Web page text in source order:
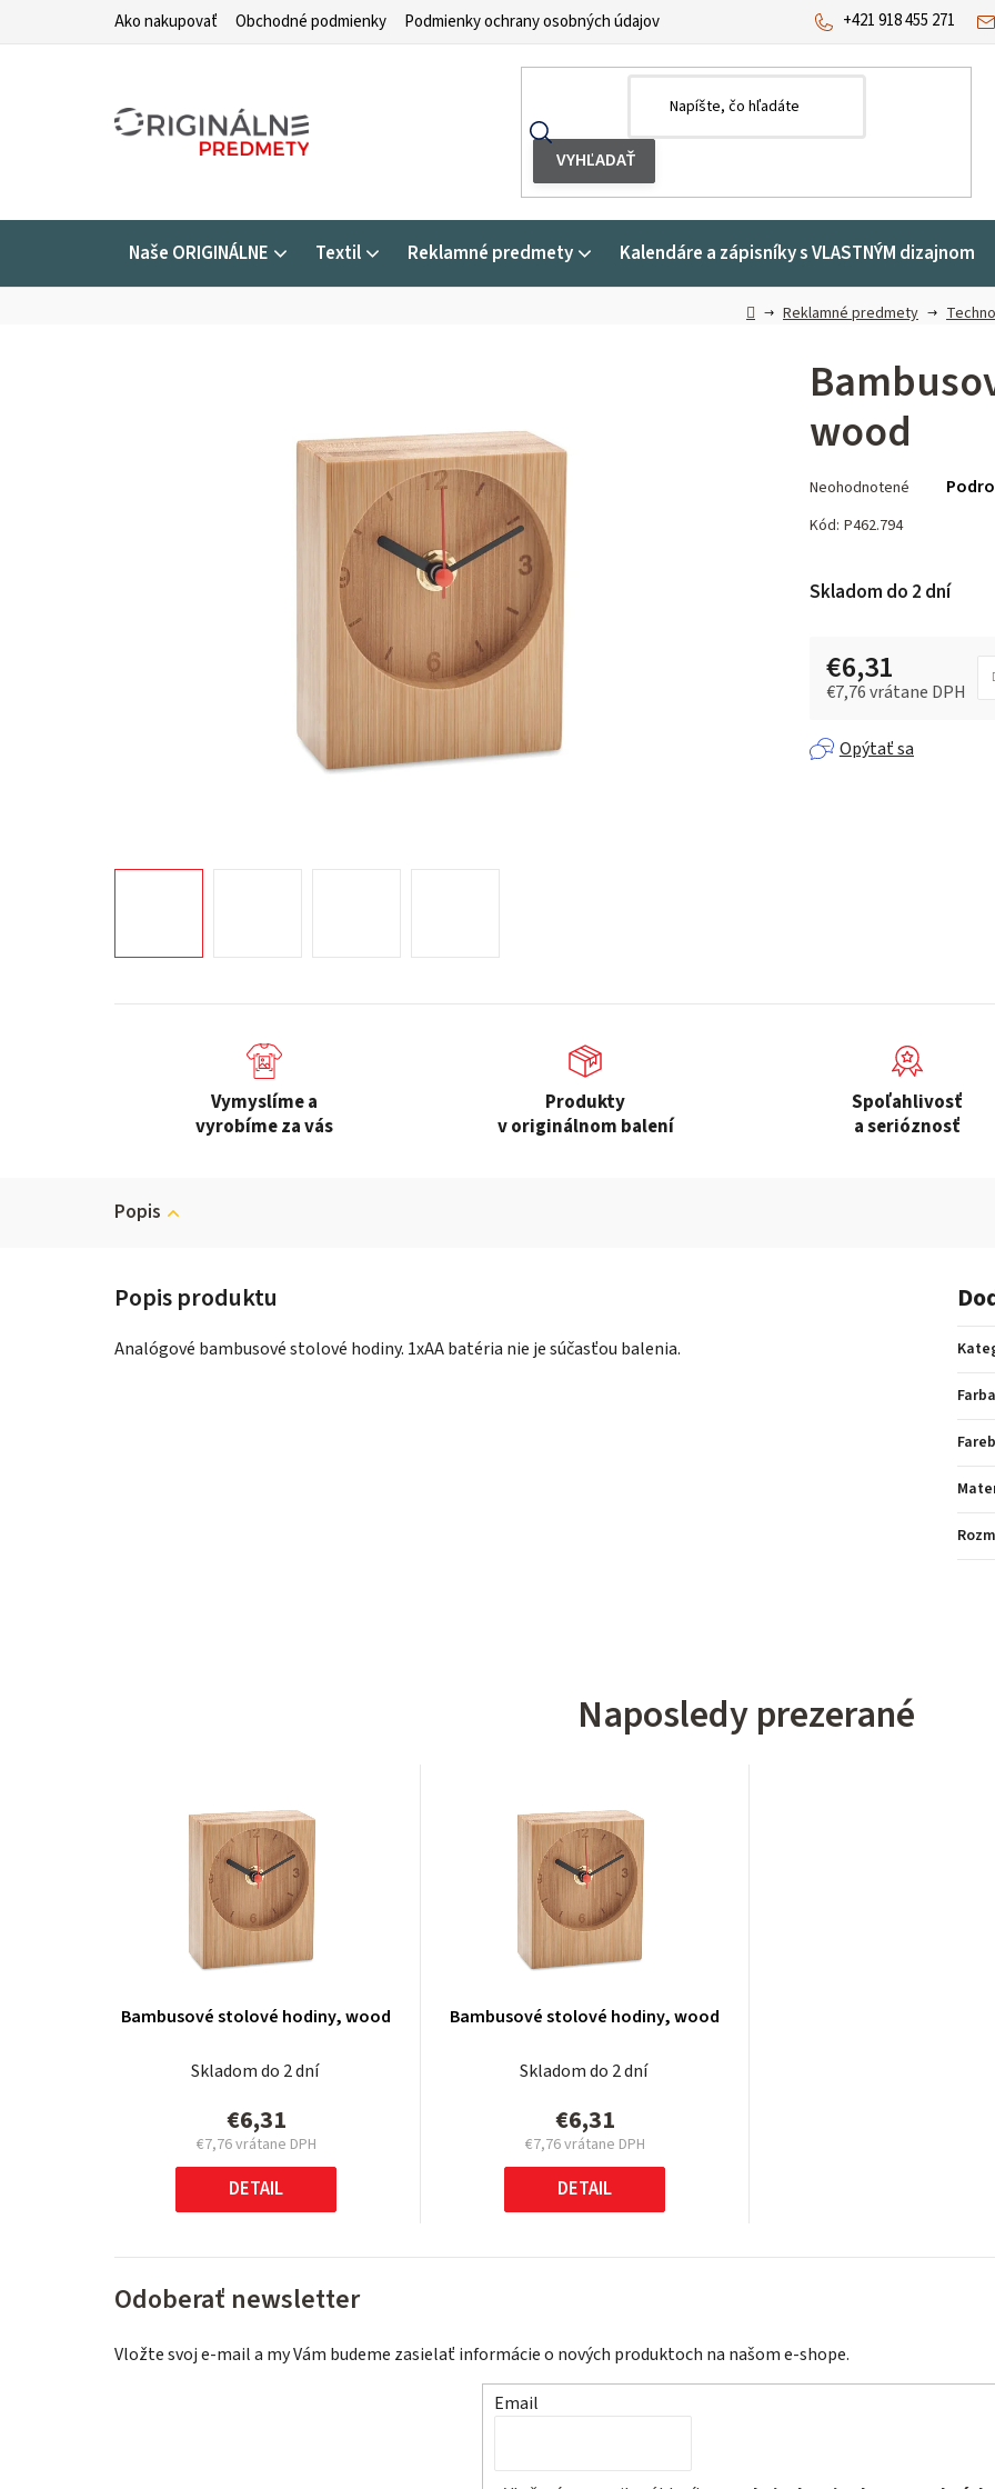
Ako nakupovať Obchodné podmienky Podmienky ochrany osobných údajov +421 918 455 271
Naše ORIGINÁLNE Textil Reklamné predmety Kalendáre a zápisníky s VLASTNÝM dizajnom
DomovReklamné predmety
wood
hodnotenie
produktu
z 5
Neohodnotené
Kód: P462.794
Skladom do 2 dní
€6,31
€7,76 vrátane DPH
Opýtať sa
Vymyslíme a
vyrobíme za vás
Produkty
v originálnom balení
Spoľahlivosť
a serióznosť
Popis
Analógové bambusové stolové hodiny. 1xAA batéria nie je súčasťou balenia.
Farba
Naposledy prezerané
Bambusové stolové hodiny, wood
Skladom do 2 dní
€6,31
€7,76 vrátane DPH
Jednotková
cena:
DETAIL
Bambusové stolové hodiny, wood
Skladom do 2 dní
€6,31
€7,76 vrátane DPH
Jednotková
cena:
DETAIL
Odoberať newsletter
Vložte svoj e-mail a my Vám budeme zasielať informácie o nových produktoch na našom e-shope.
Email